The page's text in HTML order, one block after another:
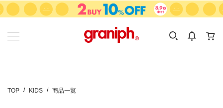
カテゴリーから探す
KIDS
カテゴリ
サイズ
TOP KIDS 商品一覧